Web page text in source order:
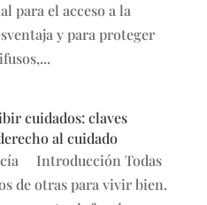
para el acceso a la
y para proteger
cuidados: claves
al cuidado
Introducción Todas
de otras para vivir bien.